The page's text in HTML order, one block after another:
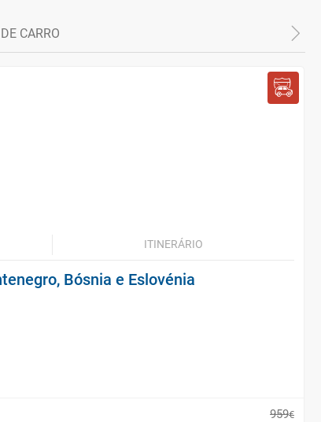
CARRO
ITINERÁRIO
Bósnia e Eslovénia
959€